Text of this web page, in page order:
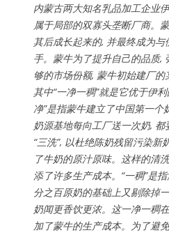
内蒙古两大知名乳品加工企业
属于局部的双寡头垄断厂商。
其后成长起来的, 并最终成为
手。蒙牛为了提升自己的品质,
够的市场份额, 蒙牛初始建厂的
其中“一净一稠”就是它优于伊
净”是指蒙牛建立了中国第一个
奶源基地每向工厂送一次奶,
“三洗”, 以杜绝陈奶残留污染新
了牛奶的原汁原味。这样的清
添了许多生产成本。“一稠”是
分之百原奶的基础上又剔除掉
奶闻更香饮更浓。这一净一稠
加了蒙牛的生产成本。为了避